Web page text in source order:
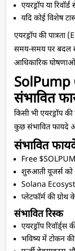
एयरड्रॉप या
यदि कोई विशेष
एयरड्रॉप की पात्रता
समय-समय पर बदल
आधिकारिक घोषणाओं
संभावित
किसी भी एयरड्रॉप
कुछ संभावित फायदे
संभावित
Free
शुरुआती यूजर्स को
Solana
प्लेटफॉर्म की
संभावित रिस्क
एयरड्रॉप रिवॉर्ड्स
भविष्य में टोकन